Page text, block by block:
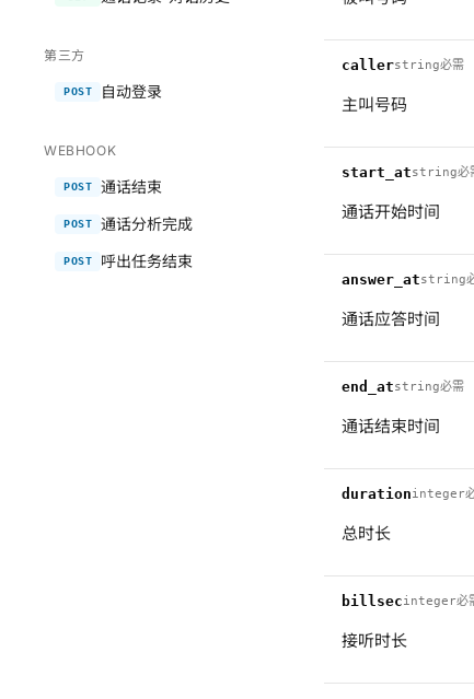
第三方
POST 自动登录
WEBHOOK
POST 通话结束
POST 通话分析完成
POST 呼出任务结束
callerstring必需
主叫号码
start_atstring必
通话开始时间
answer_atstring
通话应答时间
end_atstring必需
通话结束时间
durationinteger
总时长
billsecinteger必
接听时长